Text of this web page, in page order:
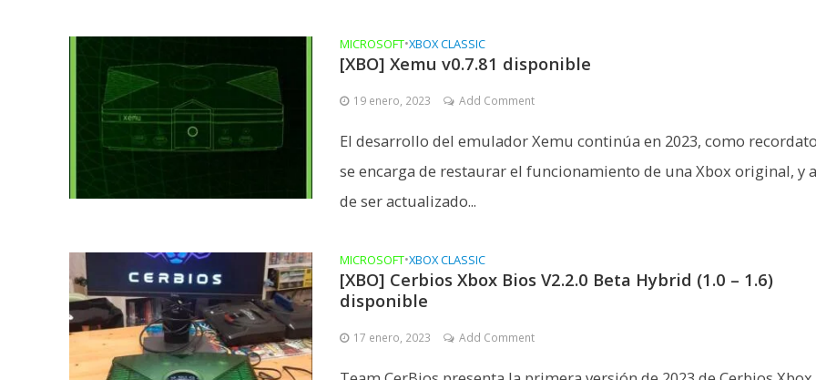
MICROSOFT•XBOX CLASSIC
[XBO] Xemu v0.7.81 disponible
19 enero, 2023 Add Comment
El desarrollo del emulador Xemu continúa en 2023, como
se encarga de restaurar el funcionamiento de una Xbox original, y
de ser actualizado...
MICROSOFT•XBOX CLASSIC
[XBO] Cerbios Xbox Bios V2.2.0 Beta Hybrid (1.0 – 1.6)
disponible
17 enero, 2023 Add Comment